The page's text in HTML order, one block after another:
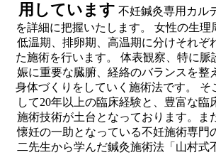
用しています 不妊鍼灸専用カル
を詳細に把握いたします。 女性の生理
低温期、排卵期、高温期に分けそれぞ
た施術を行います。 体表観察、特に脈
娠に重要な臓腑、経絡のバランスを整
身体づくりをしていく施術法です。 そ
して20年以上の臨床経験と、豊富な臨
施術技術が土台となっております。ま
懐妊の一助となっている不妊施術専門
二先生から学んだ鍼灸施術法「山村式